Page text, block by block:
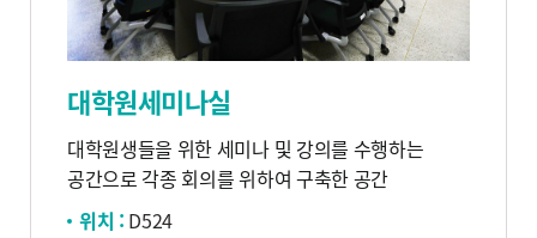
대학원세미나실
대학원생들을 위한 세미나 및 강의를 수행하는
공간으로 각종 회의를 위하여 구축한 공간
위치 : D524